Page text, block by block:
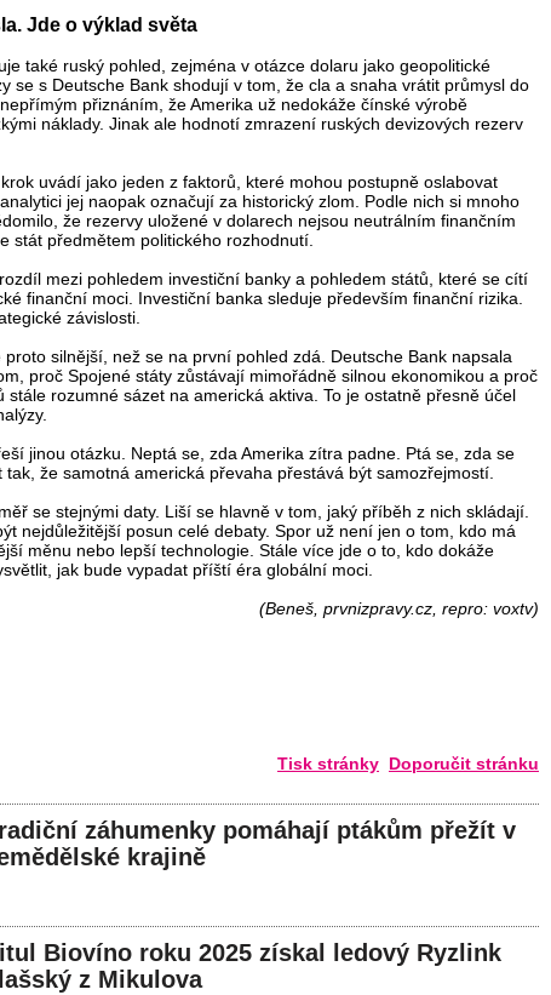
Jde o výklad světa
také ruský pohled, zejména v otázce dolaru jako geopolitické
se s Deutsche Bank shodují v tom, že cla a snaha vrátit průmysl do
přiznáním, že Amerika už nedokáže čínské výrobě
náklady. Jinak ale hodnotí zmrazení ruských devizových rezerv
uvádí jako jeden z faktorů, které mohou postupně oslabovat
jej naopak označují za historický zlom. Podle nich si mnoho
že rezervy uložené v dolarech nejsou neutrálním finančním
stát předmětem politického rozhodnutí.
mezi pohledem investiční banky a pohledem států, které se cítí
finanční moci. Investiční banka sleduje především finanční rizika.
závislosti.
proto silnější, než se na první pohled zdá. Deutsche Bank napsala
proč Spojené státy zůstávají mimořádně silnou ekonomikou a proč
stále rozumné sázet na americká aktiva. To je ostatně přesně účel
jinou otázku. Neptá se, zda Amerika zítra padne. Ptá se, zda se
že samotná americká převaha přestává být samozřejmostí.
se stejnými daty. Liší se hlavně v tom, jaký příběh z nich skládají.
nejdůležitější posun celé debaty. Spor už není jen o tom, kdo má
měnu nebo lepší technologie. Stále více jde o to, kdo dokáže
jak bude vypadat příští éra globální moci.
(Beneš, prvnizpravy.cz, repro: voxtv)
Tisk stránky Doporučit stránku
záhumenky pomáhají ptákům přežít v
krajině
Biovíno roku 2025 získal ledový Ryzlink
z Mikulova